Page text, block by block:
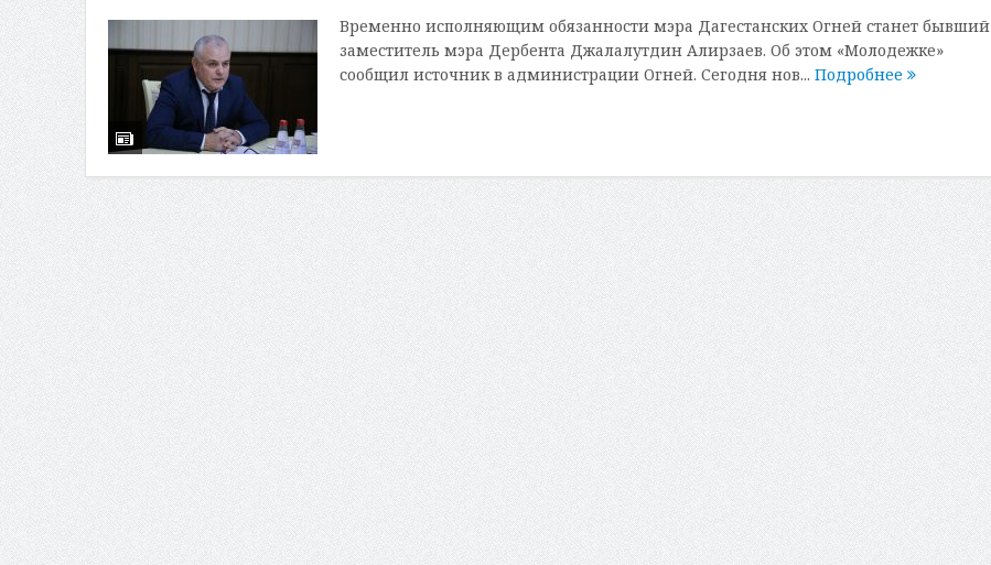
Временно исполняющим обязанности мэра Дагестанских Огней станет бывший
заместитель мэра Дербента Джалалутдин Алирзаев. Об этом «Молодежке»
сообщил источник в администрации Огней. Сегодня нов... Подробнее